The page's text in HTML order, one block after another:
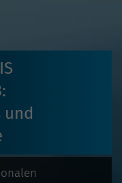
und